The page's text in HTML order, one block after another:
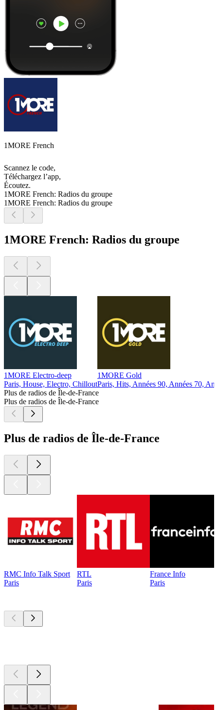
1MORE French
Scannez le code,
Téléchargez l’app,
Écoutez.
1MORE French: Radios du groupe
1MORE French: Radios du groupe
1MORE French: Radios du groupe
1MORE Electro-deep
Paris, House, Electro, Chillout
1MORE Gold
Paris, Hits, Années 90, Années 70,
Plus de radios de Île-de-France
Plus de radios de Île-de-France
Plus de radios de Île-de-France
RMC Info Talk Sport
Paris
RTL
Paris
France Info
Paris